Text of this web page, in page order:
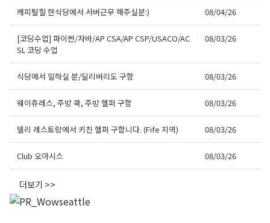
캐피탈힐 한식당에서 서버근무 해주실분:) 08/04/26
[코딩수업] 파이썬/자바/AP CSA/AP CSP/USACO/AC
SL 코딩 수업
08/03/26
식당에서 일하실 분/딜리버리도 구함 08/03/26
웨이츄레스, 주방 쿡, 주방 헬퍼 구함 08/03/26
델리 레스토랑에서 키친 헬퍼 구합니다. (Fife 지역) 08/03/26
Club 오아시스 08/03/26
더보기 >>